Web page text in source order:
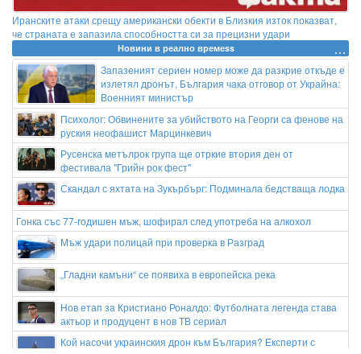
Иранските атаки срещу американски обекти в Близкия изток показват,
че страната е запазила способността си за прецизни удари
Новини в реално времеss
Запазеният сериен номер може да разкрие откъде е
излетял дронът, България чака отговор от Украйна:
Военният министър
Психолог: Обвинените за убийството на Георги са фенове на
руския неофашист Марцинкевич
Русенска метълрок група ще отркие втория ден от
фестивала "Грийн рок фест"
Скандал с яхтата на Зукърбърг: Подминала бедстваща лодка
Гонка със 77-годишен мъж, шофирал след употреба на алкохол
Мъж удари полицай при проверка в Разград
„Гладни камъни“ се появиха в европейска река
Нов етап за Кристиано Роналдо: Футболната легенда става
актьор и продуцент в нов ТВ сериал
Кой насочи украинския дрон към България? Експерти с